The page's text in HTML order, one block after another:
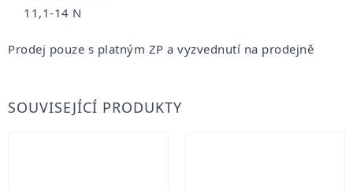
11,1-14 N
Prodej pouze s platným ZP a vyzvednutí na prodejně
SOUVISEJÍCÍ PRODUKTY